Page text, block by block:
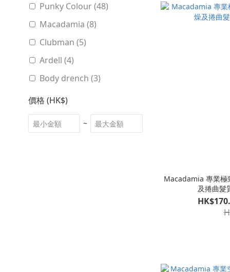
Punky Colour (48)
Macadamia (8)
Clubman (5)
Ardell (4)
Body drench (3)
價格 (HK$)
~
Macadamia 專業極
及捲曲髮